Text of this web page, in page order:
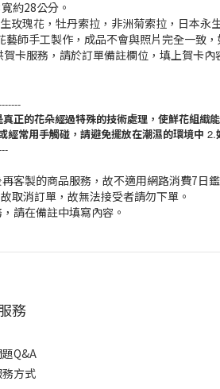
約28公分。
玫瑰花，牡丹索拉，非洲菊索拉，日本永
藝師手工製作，成品不會與照片完全一致
卡服務，請於訂單備註欄位，填上賀卡
正的花朵經過特殊的技術處理，使鮮花組織
經常用手觸碰，請避免擺放在潮濕的環境中 2.
客製的商品服務，故不適用網路消費7日
取消訂單，故無法接受者請勿下單。
請在備註中填寫內容。
務
Q&A
方式